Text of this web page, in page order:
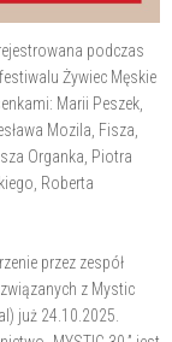
podczas
Żywiec Męskie
Marii Peszek,
Mozila, Fisza,
Organka, Piotra
Roberta
przez zespół
z Mystic
już 24.10.2025.